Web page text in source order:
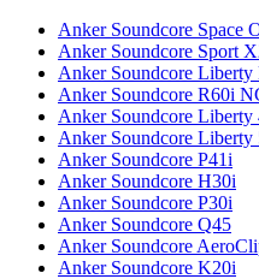
Anker Soundcore Space
Anker Soundcore Sport
Anker Soundcore Liberty
Anker Soundcore R60i
Anker Soundcore Liberty
Anker Soundcore Liberty
Anker Soundcore P41i
Anker Soundcore H30i
Anker Soundcore P30i
Anker Soundcore Q45
Anker Soundcore
Anker Soundcore K20i